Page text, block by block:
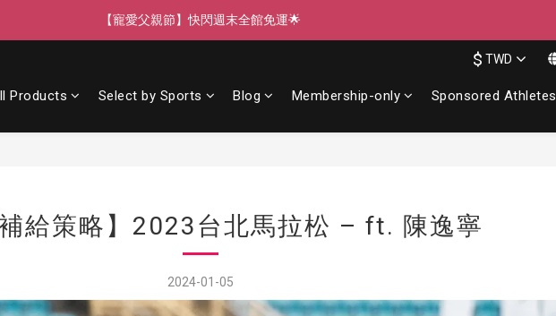
【寵愛父親節】快閃週末全館免運🌟
【寵愛88】指定商品任選2件88折🎁
【寵愛父親節】快閃週末全館免運🌟
$ TWD
Products Select by Sports Blog Membership-only Sponsored Athletes
給策略】2023台北馬拉松 – ft. 陳逸寧
2024-01-05